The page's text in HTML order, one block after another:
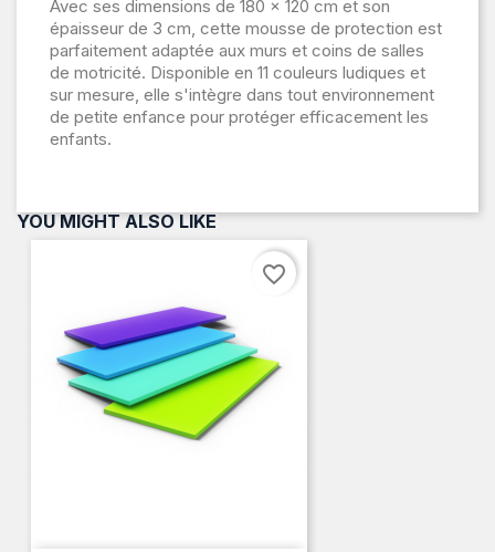
Avec ses dimensions de 180 x 120 cm et son
épaisseur de 3 cm, cette mousse de protection est
parfaitement adaptée aux murs et coins de salles
de motricité. Disponible en 11 couleurs ludiques et
sur mesure, elle s'intègre dans tout environnement
de petite enfance pour protéger efficacement les
enfants.
YOU MIGHT ALSO LIKE
favorite_border